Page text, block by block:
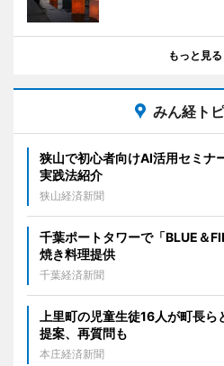
もっと見る
みん経ト
狭山で初心者向けAI活用セミ
実践法紹介
狭山経済新聞
千葉ポートタワーで「BLUE＆
焼き料理提供
千葉経済新聞
上里町の児童生徒16人が町長
提案、再質問も
本庄経済新聞